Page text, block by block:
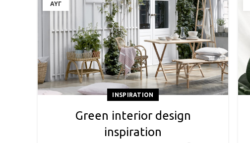
ΑΥΓ
INSPIRATION
Green interior design
inspiration